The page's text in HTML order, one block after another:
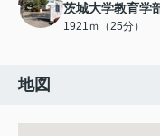
茨城大学教育学
1921ｍ（25分）
地図